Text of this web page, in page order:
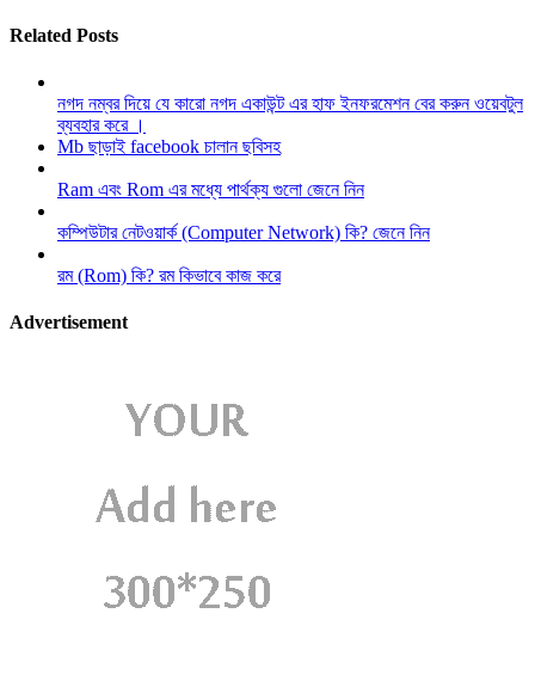
Related Posts
নগদ নম্বর দিয়ে যে কারো নগদ একাউন্ট এর হাফ ইনফরমেশন বের করুন ওয়েবটুল
ব্যবহার করে ।
Mb ছাড়াই facebook চালান ছবিসহ
Ram এবং Rom এর মধ্যে পার্থক্য গুলো জেনে নিন
কম্পিউটার নেটওয়ার্ক (Computer Network) কি? জেনে নিন
রম (Rom) কি? রম কিভাবে কাজ করে
Advertisement